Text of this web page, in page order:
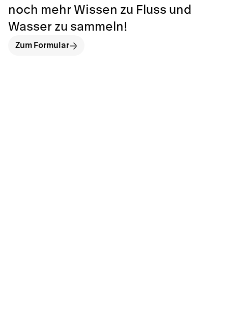
noch mehr Wissen zu Fluss und
Wasser zu sammeln!
Zum Formular